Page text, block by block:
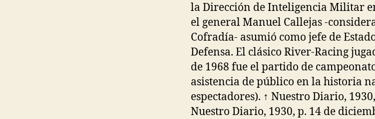
la Dirección de Inteligencia Militar
el general Manuel Callejas -
Cofradía- asumió como jefe de
Defensa. El clásico River-Racing
de 1968 fue el partido de
asistencia de público en la historia
espectadores). ↑ Nuestro Diario,
Nuestro Diario, 1930, p. 14 de